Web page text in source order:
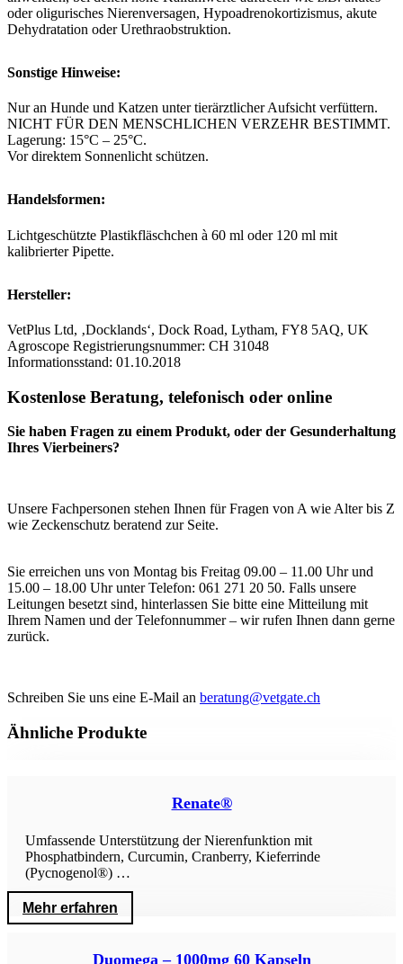
oder oligurisches Nierenversagen, Hypoadrenokortizismus, akute
Dehydratation oder Urethraobstruktion.
Sonstige Hinweise:
Nur an Hunde und Katzen unter tierärztlicher Aufsicht verfüttern.
NICHT FÜR DEN MENSCHLICHEN VERZEHR BESTIMMT.
Lagerung: 15°C – 25°C.
Vor direktem Sonnenlicht schützen.
Handelsformen:
Lichtgeschützte Plastikfläschchen à 60 ml oder 120 ml mit
kalibrierter Pipette.
Hersteller:
VetPlus Ltd, ‚Docklands‘, Dock Road, Lytham, FY8 5AQ, UK
Agroscope Registrierungsnummer: CH 31048
Informationsstand: 01.10.2018
Kostenlose Beratung, telefonisch oder online
Sie haben Fragen zu einem Produkt, oder der Gesunderhaltung
Ihres Vierbeiners?
Unsere Fachpersonen stehen Ihnen für Fragen von A wie Alter bis Z
wie Zeckenschutz beratend zur Seite.
Sie erreichen uns von Montag bis Freitag 09.00 – 11.00 Uhr und
15.00 – 18.00 Uhr unter Telefon: 061 271 20 50. Falls unsere
Leitungen besetzt sind, hinterlassen Sie bitte eine Mitteilung mit
Ihrem Namen und der Telefonnummer – wir rufen Ihnen dann gerne
zurück.
Schreiben Sie uns eine E-Mail an beratung@vetgate.ch
Ähnliche Produkte
Renate®
Umfassende Unterstützung der Nierenfunktion mit
Phosphatbindern, Curcumin, Cranberry, Kieferrinde
(Pycnogenol®) …
Mehr erfahren
Duomega – 1000mg 60 Kapseln